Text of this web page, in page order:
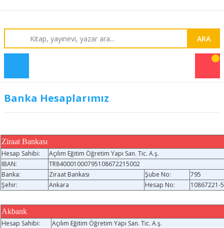
ARA
Banka Hesaplarımız
Ziraat Bankası
Hesap Sahibi:
Açılım Eğitim Öğretim Yapı San. Tic. A.ş.
IBAN:
TR840001000795108672215002
Banka:
Ziraat Bankası Şube No:
795
Şehir:
Ankara Hesap No: 10867221-
Akbank
Hesap Sahibi:
Açılım Eğitim Öğretim Yapı San. Tic. A.ş.